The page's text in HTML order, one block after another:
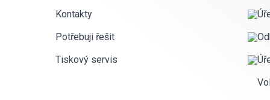
Kontakty
Potřebuji řešit
Tiskový servis